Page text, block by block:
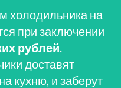
холодильника на
при заключении
рублей
доставят
кухню, и заберут